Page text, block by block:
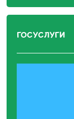
ГОСУСЛУГИ